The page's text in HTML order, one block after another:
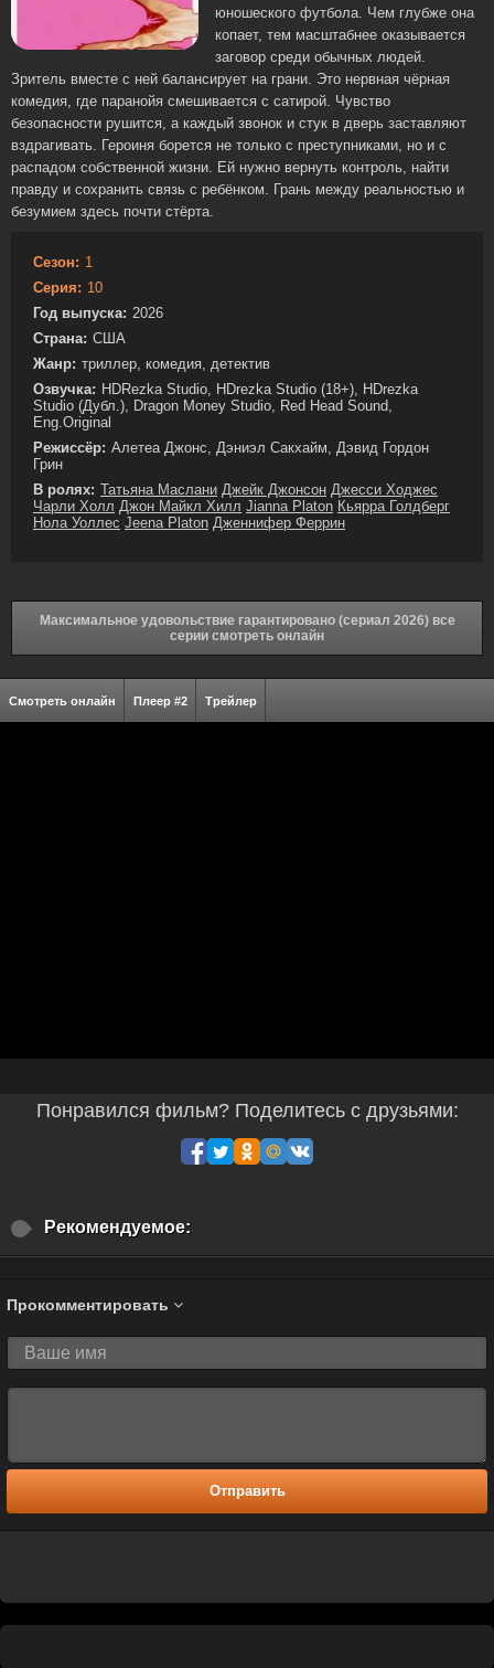
юношеского футбола. Чем глубже она
копает, тем масштабнее оказывается
заговор среди обычных людей.
Зритель вместе с ней балансирует на грани. Это нервная чёрная
комедия, где паранойя смешивается с сатирой. Чувство
безопасности рушится, а каждый звонок и стук в дверь заставляют
вздрагивать. Героиня борется не только с преступниками, но и с
распадом собственной жизни. Ей нужно вернуть контроль, найти
правду и сохранить связь с ребёнком. Грань между реальностью и
безумием здесь почти стёрта.
Сезон: 1
Серия: 10
Год выпуска: 2026
Страна: США
Жанр: триллер, комедия, детектив
Озвучка: HDRezka Studio, HDrezka Studio (18+), HDrezka
Studio (Дубл.), Dragon Money Studio, Red Head Sound,
Eng.Original
Режиссёр: Алетеа Джонс, Дэниэл Сакхайм, Дэвид Гордон
Грин
В ролях: Татьяна Маслани Джейк Джонсон Джесси Ходжес
Чарли Холл Джон Майкл Хилл Jianna Platon Кьярра Голдберг
Нола Уоллес Jeena Platon Дженнифер Феррин
Максимальное удовольствие гарантировано (сериал 2026) все
серии смотреть онлайн
Смотреть онлайн Плеер #2 Трейлер
Понравился фильм? Поделитесь с друзьями:
Рекомендуемое:
Прокомментировать
Отправить